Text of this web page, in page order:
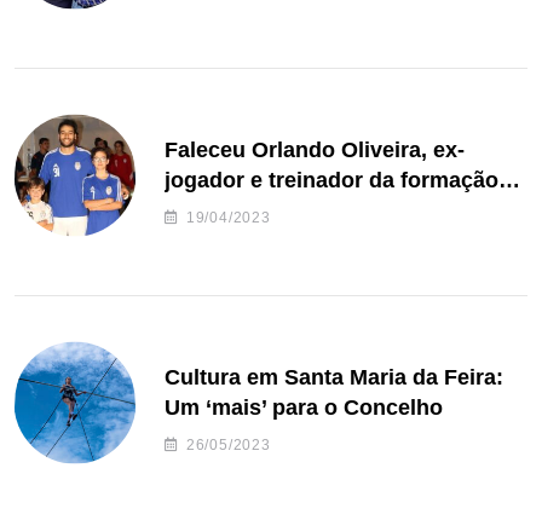
Faleceu Orlando Oliveira, ex-
jogador e treinador da formação
de andebol do Feirense
19/04/2023
Cultura em Santa Maria da Feira:
Um ‘mais’ para o Concelho
26/05/2023